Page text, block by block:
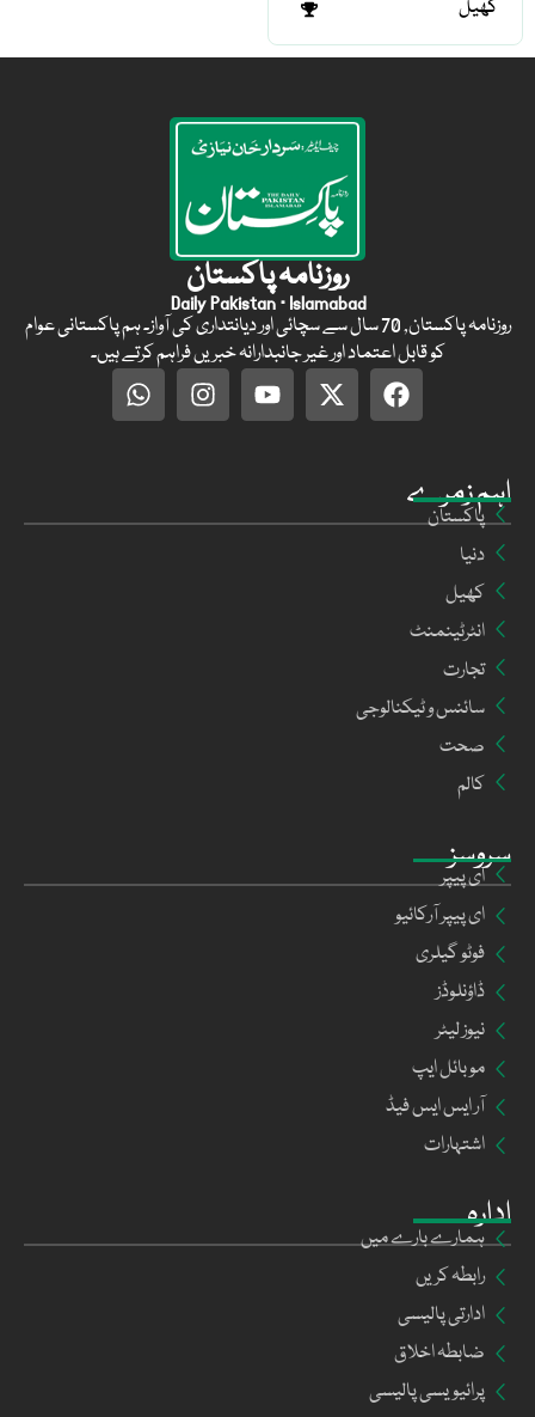
کھیل
ادارہ
ہمارے بارے میں
رابطہ کریں
ادارتی پالیسی
ضابطہ اخلاق
پرائیویسی پالیسی
سروسز
ای پیپر
ای پیپر آرکائیو
فوٹو گیلری
ڈاؤنلوڈز
نیوز لیٹر
موبائل ایپ
آر ایس ایس فیڈ
اشتہارات
اہم زمرے
پاکستان
دنیا
کھیل
انٹرٹینمنٹ
تجارت
سائنس و ٹیکنالوجی
صحت
کالم
روزنامہ پاکستان
Daily Pakistan · Islamabad
روزنامہ پاکستان, 70 سال سے سچائی اور دیانتداری کی آواز۔ ہم پاکستانی عوام
کو قابل اعتماد اور غیر جانبدارانہ خبریں فراہم کرتے ہیں۔